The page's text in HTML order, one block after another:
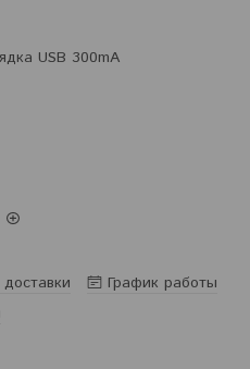
USB 300mA
График работы